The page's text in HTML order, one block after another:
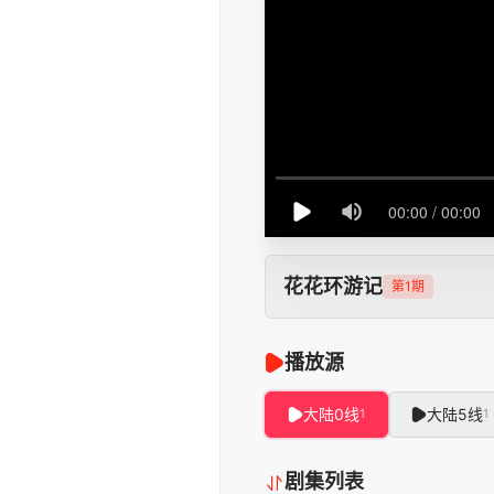
花花环游记 第1期
播放源
大陆0线1 大陆5线1
剧集列表